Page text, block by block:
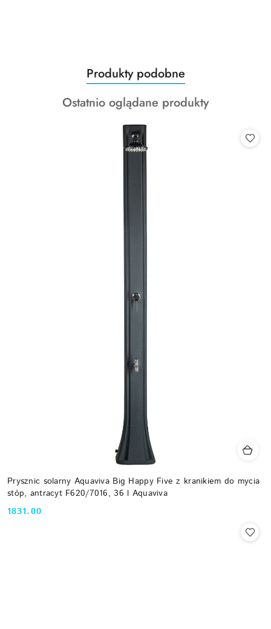
Pomiń karuzelę produktów
Produkty
o
statusie:
Produkty podobne
Produkty
Ostatnio oglądane produkty
Prysznic solarny Aquaviva Big Happy Five z kranikiem do mycia
stóp, antracyt F620/7016, 36 l Aquaviva
Cena:
1831.00